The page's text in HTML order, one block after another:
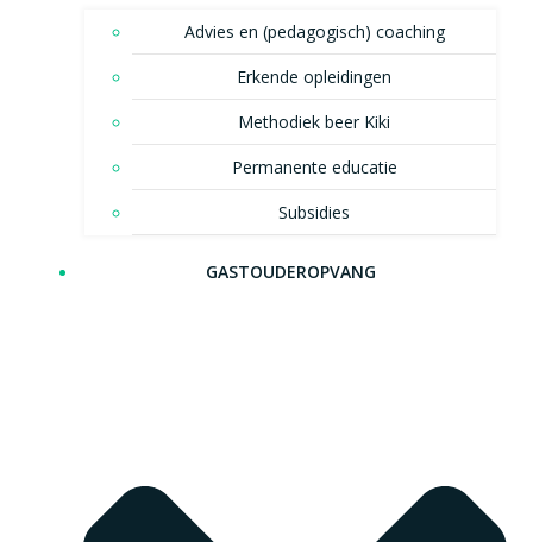
Advies en (pedagogisch) coaching
Erkende opleidingen
Methodiek beer Kiki
Permanente educatie
Subsidies
GASTOUDEROPVANG